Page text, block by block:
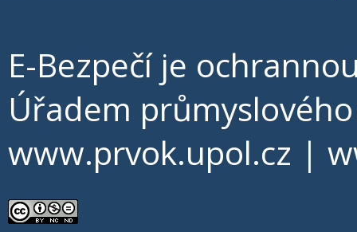
E-Bezpečí je
Úřadem
www.prvok.upol.cz |